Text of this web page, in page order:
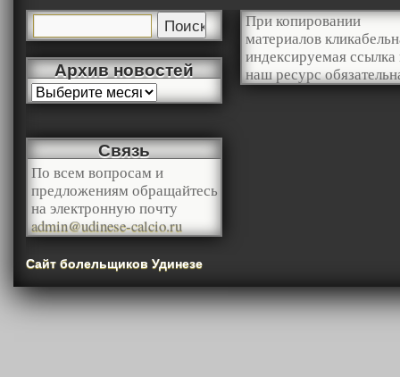
Архив новостей
При копировании
материалов
индексируемая ссылка
наш ресурс
Связь
По всем вопросам и
предложениям обращайтесь
на электронную почту
admin@udinese-calcio.ru
Сайт болельщиков Удинезе